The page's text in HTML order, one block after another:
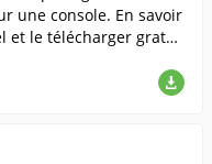
une console. En savoir
et le télécharger gratui